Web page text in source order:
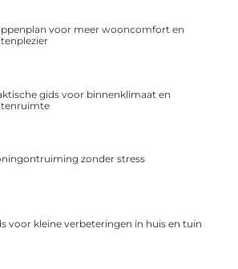
voor meer wooncomfort en
gids voor binnenklimaat en
zonder stress
voor kleine verbeteringen in huis en tuin